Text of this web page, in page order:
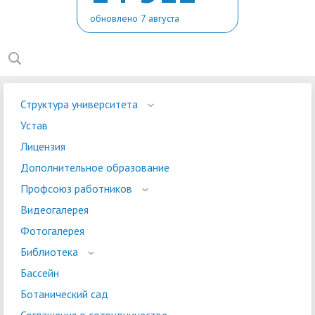
обновлено 7 августа
Структура университета
Устав
Лицензия
Дополнительное образование
Профсоюз работников
Видеогалерея
Фотогалерея
Библиотека
Бассейн
Ботанический сад